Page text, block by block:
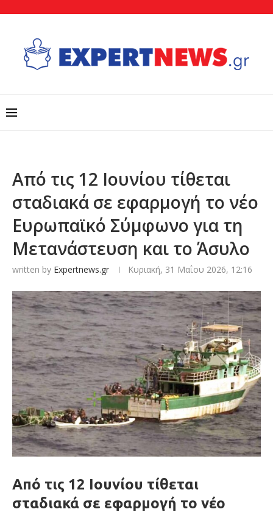
Από τις 12 Ιουνίου τίθεται
σταδιακά σε εφαρμογή το νέο
Ευρωπαϊκό Σύμφωνο για τη
Μετανάστευση και το Άσυλο
written by Expertnews.gr Κυριακή, 31 Μαΐου 2026, 12:16
Από τις 12 Ιουνίου τίθεται
σταδιακά σε εφαρμογή το νέο